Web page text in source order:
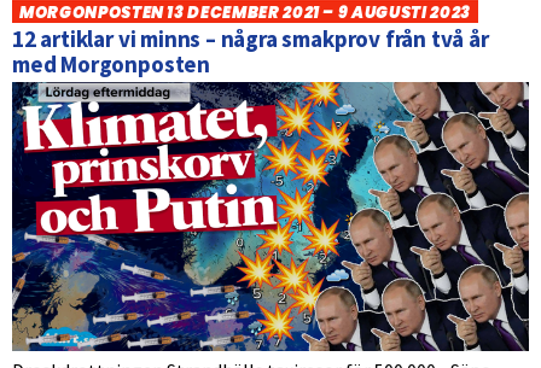
MORGONPOSTEN 13 DECEMBER 2021 – 9 AUGUSTI 2023
12 artiklar vi minns – några smakprov från två år
med Morgonposten